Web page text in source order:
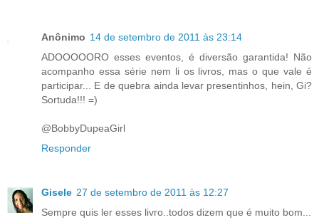
Anônimo 14 de setembro de 2011 às 23:14
ADOOOOORO esses eventos, é diversão garantida! Não
acompanho essa série nem li os livros, mas o que vale é
participar... E de quebra ainda levar presentinhos, hein, Gi?
Sortuda!!! =)
@BobbyDupeaGirl
Responder
Gisele 27 de setembro de 2011 às 12:27
Sempre quis ler esses livro..todos dizem que é muito bom...